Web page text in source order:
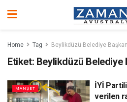
Home Tag Beylikdüzü Belediye
Etiket: Beylikdüzü Belediye
MANŞET
İYİ
verilen